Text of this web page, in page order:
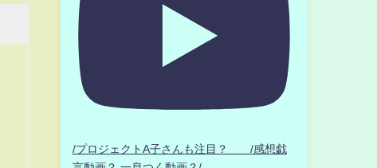
/プロジェクトA子さんも注目？ /感想戯